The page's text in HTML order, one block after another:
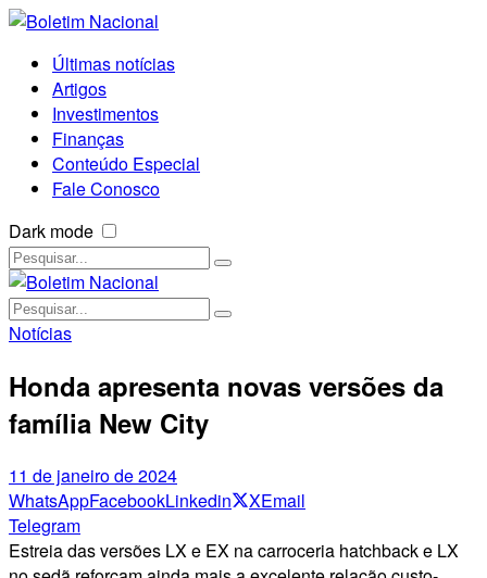
Últimas notícias
Artigos
Investimentos
Finanças
Conteúdo Especial
Fale Conosco
Dark mode
Notícias
Honda apresenta novas versões da
família New City
11 de janeiro de 2024
WhatsAppFacebookLinkedin XEmail
Telegram
Estreia das versões LX e EX na carroceria hatchback e LX